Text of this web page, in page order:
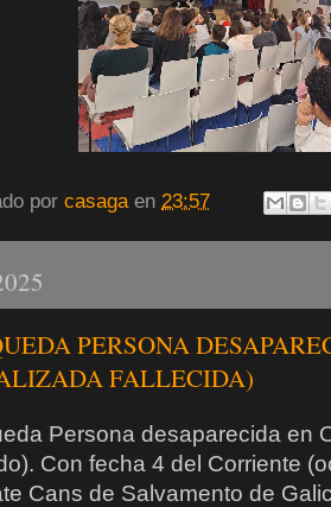
por casaga en 23:57
PERSONA
FALLECIDA)
Persona desaparecida en
Con fecha 4 del Corriente
Cans de Salvamento de